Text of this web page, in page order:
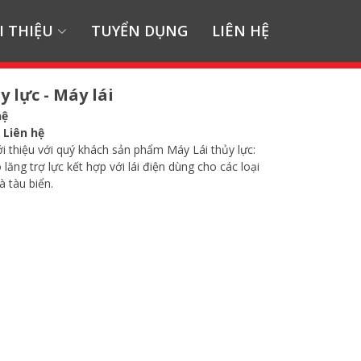
THIỆU TUYỂN DỤNG LIÊN HỆ
lực - Máy lái
Liên hệ
thiệu với quý khách sản phẩm Máy Lái thủy lực:
lăng trợ lực kết hợp với lái điện dùng cho các loại
tàu biển.